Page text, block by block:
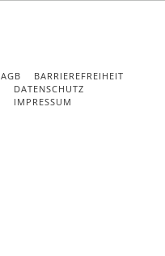
AGB
BARRIEREFREIHEIT
DATENSCHUTZ
IMPRESSUM